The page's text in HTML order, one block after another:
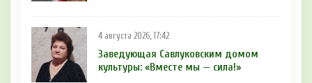
4 августа 2026, 17:42
Заведующая Савлуковским домом
культуры: «Вместе мы — сила!»